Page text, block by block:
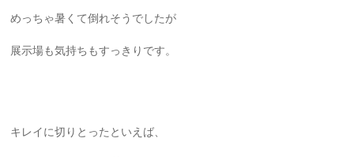
めっちゃ暑くて倒れそうでしたが
展示場も気持ちもすっきりです。
キレイに切りとったといえば、